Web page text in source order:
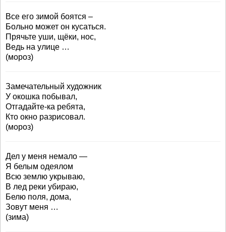
Все его зимой боятся –
Больно может он кусаться.
Прячьте уши, щёки, нос,
Ведь на улице …
(мороз)
Замечательный художник
У окошка побывал,
Отгадайте-ка ребята,
Кто окно разрисовал.
(мороз)
Дел у меня немало —
Я белым одеялом
Всю землю укрываю,
В лед реки убираю,
Белю поля, дома,
Зовут меня …
(зима)